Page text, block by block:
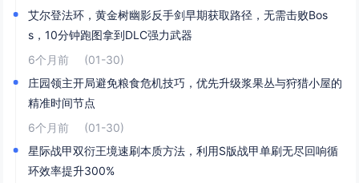
艾尔登法环，黄金树幽影反手剑早期获取路径，无需击败Bos
s，10分钟跑图拿到DLC强力武器
6个月前
(01-30)
庄园领主开局避免粮食危机技巧，优先升级浆果丛与狩猎小屋的
精准时间节点
6个月前
(01-30)
星际战甲双衍王境速刷本质方法，利用S版战甲单刷无尽回响循
环效率提升300%